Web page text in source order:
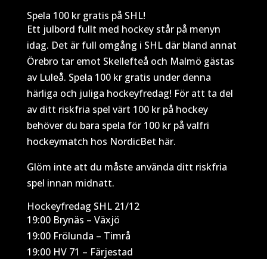
Spela 100 kr gratis på SHL!
Ett julbord fullt med hockey står på menyn
idag. Det är full omgång i SHL där bland annat
Örebro tar emot Skellefteå och Malmö gästas
av Luleå. Spela 100 kr gratis under denna
härliga och juliga hockeyfredag! För att ta del
av ditt riskfria spel värt 100 kr på hockey
behöver du bara spela för 100 kr på valfri
hockeymatch hos NordicBet här.
Glöm inte att du måste använda ditt riskfria
spel innan midnatt.
Hockeyfredag SHL 21/12
19:00 Brynäs – Växjö
19:00 Frölunda – Timrå
19:00 HV 71 – Färjestad